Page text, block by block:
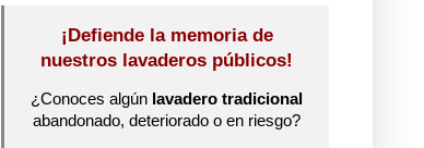
¡Defiende la memoria de
nuestros lavaderos públicos!
¿Conoces algún lavadero tradicional
abandonado, deteriorado o en riesgo?